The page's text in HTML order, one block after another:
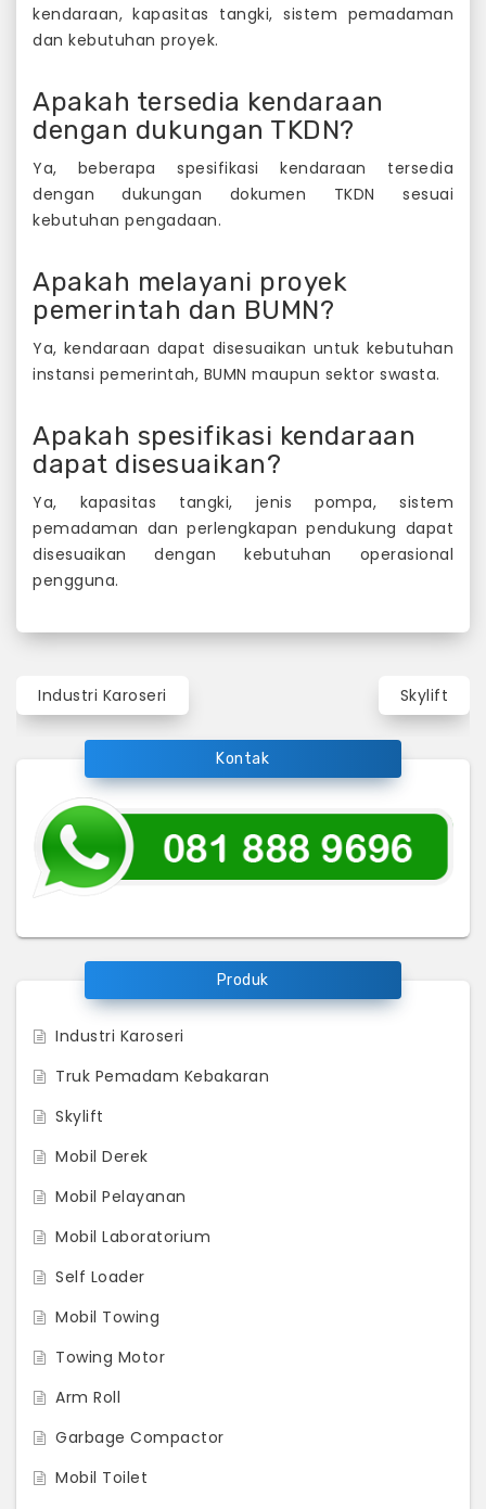
kendaraan, kapasitas tangki, sistem pemadaman
dan kebutuhan proyek.
Apakah tersedia kendaraan
dengan dukungan TKDN?
Ya, beberapa spesifikasi kendaraan tersedia
dengan dukungan dokumen TKDN sesuai
kebutuhan pengadaan.
Apakah melayani proyek
pemerintah dan BUMN?
Ya, kendaraan dapat disesuaikan untuk kebutuhan
instansi pemerintah, BUMN maupun sektor swasta.
Apakah spesifikasi kendaraan
dapat disesuaikan?
Ya, kapasitas tangki, jenis pompa, sistem
pemadaman dan perlengkapan pendukung dapat
disesuaikan dengan kebutuhan operasional
pengguna.
Navigasi
pos
Industri Karoseri Skylift
Kontak
Produk
Industri Karoseri
Truk Pemadam Kebakaran
Skylift
Mobil Derek
Mobil Pelayanan
Mobil Laboratorium
Self Loader
Mobil Towing
Towing Motor
Arm Roll
Garbage Compactor
Mobil Toilet